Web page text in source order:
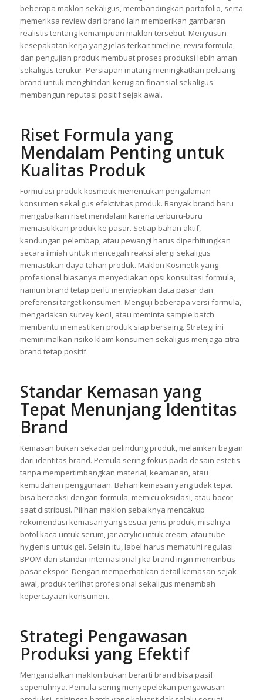
produk. Saat partner produksi dipilih tanpa pertimbangan
matang, risiko munculnya produk cacat, formula tidak stabil,
atau batch tidak konsisten meningkat drastis. Menghubungi
beberapa maklon sekaligus, membandingkan portofolio, serta
memeriksa review dari brand lain memberikan gambaran
realistis tentang kemampuan maklon tersebut. Menyusun
kesepakatan kerja yang jelas terkait timeline, revisi formula,
dan pengujian produk membuat proses produksi lebih aman
membangun reputasi positif sejak awal.
Riset Formula yang
Mendalam Penting untuk
Kualitas Produk
Formulasi produk kosmetik menentukan pengalaman
konsumen sekaligus efektivitas produk. Banyak brand baru
mengabaikan riset mendalam karena terburu-buru
memasukkan produk ke pasar. Setiap bahan aktif,
kandungan pelembap, atau pewangi harus diperhitungkan
secara ilmiah untuk mencegah reaksi alergi sekaligus
memastikan daya tahan produk. Maklon Kosmetik yang
profesional biasanya menyediakan opsi konsultasi formula,
namun brand tetap perlu menyiapkan data pasar dan
preferensi target konsumen. Menguji beberapa versi formula,
mengadakan survey kecil, atau meminta sample batch
brand tetap positif.
Standar Kemasan yang
Tepat Menunjang Identitas
Brand
Kemasan bukan sekadar pelindung produk, melainkan bagian
dari identitas brand. Pemula sering fokus pada desain estetis
tanpa mempertimbangkan material, keamanan, atau
kemudahan penggunaan. Bahan kemasan yang tidak tepat
bisa bereaksi dengan formula, memicu oksidasi, atau bocor
saat distribusi. Pilihan maklon sebaiknya mencakup
rekomendasi kemasan yang sesuai jenis produk, misalnya
botol kaca untuk serum, jar acrylic untuk cream, atau tube
hygienis untuk gel. Selain itu, label harus mematuhi regulasi
BPOM dan standar internasional jika brand ingin menembus
kepercayaan konsumen.
Strategi Pengawasan
Produksi yang Efektif